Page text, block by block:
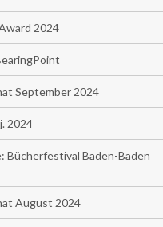
2024
September 2024
2024
Bücherfestival Baden-Baden
August 2024